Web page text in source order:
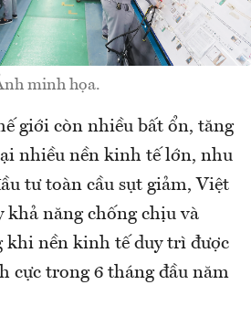
minh họa.
giới còn nhiều bất ổn, tăng
nhiều nền kinh tế lớn, nhu
tư toàn cầu sụt giảm, Việt
khả năng chống chịu và
khi nền kinh tế duy trì được
cực trong 6 tháng đầu năm